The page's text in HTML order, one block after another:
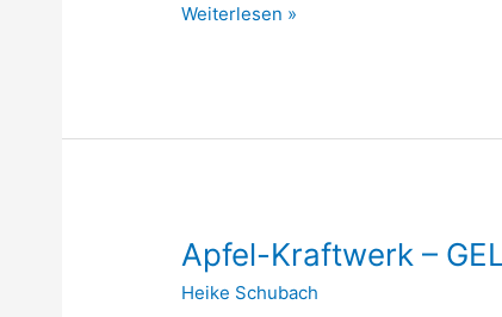
Weiterlesen »
Apfel-Kraftwerk –
Heike Schubach
Apfel-
Kraftwerk
–